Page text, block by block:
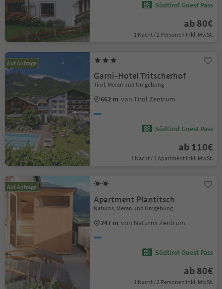
Südtirol Guest Pass
ab 80€
1 Nacht / 2 Personen Inkl. MwSt.
Auf Anfrage
Garni-Hotel Tritscherhof
Tirol, Meran und Umgebung
662 m von Tirol Zentrum
Südtirol Guest Pass
ab 110€
1 Nacht / 1 Apartment Inkl. MwSt.
Auf Anfrage
Apartment Plantitsch
Naturns, Meran und Umgebung
247 m von Naturns Zentrum
Südtirol Guest Pass
ab 80€
1 Nacht / 2 Personen Inkl. MwSt.